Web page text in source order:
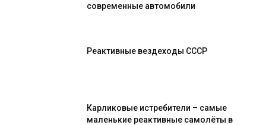
современные автомобили
Реактивные вездеходы СССР
Карликовые истребители – самые
маленькие реактивные самолёты в